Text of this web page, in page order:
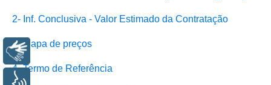
2- Inf. Conclusiva - Valor Estimado da Contratação
3- Mapa de preços
4- Termo de Referência
Libras